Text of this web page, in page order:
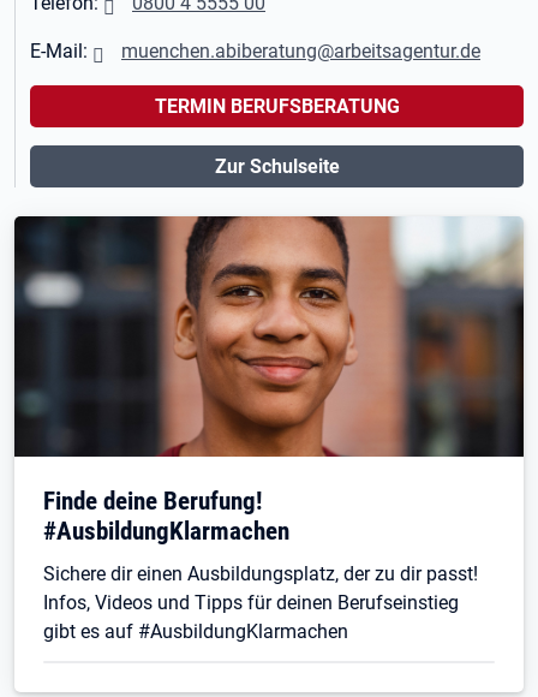
E-Mail: muenchen.abiberatung@arbeitsagentur.de
TERMIN BERUFSBERATUNG
Zur Schulseite
Finde deine Berufung!
#AusbildungKlarmachen
Sichere dir einen Ausbildungsplatz, der zu dir passt!
Infos, Videos und Tipps für deinen Berufseinstieg
gibt es auf #AusbildungKlarmachen